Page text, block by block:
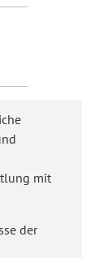
mit
der